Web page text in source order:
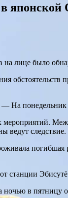
японской
лице было
понедельник
ведут следствие.
в пятницу